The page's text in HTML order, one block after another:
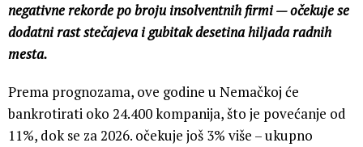
negativne rekorde po broju insolventnih firmi — očekuje se
dodatni rast stečajeva i gubitak desetina hiljada radnih
mesta.
Prema prognozama, ove godine u Nemačkoj će
bankrotirati oko 24.400 kompanija, što je povećanje od
11%, dok se za 2026. očekuje još 3% više – ukupno